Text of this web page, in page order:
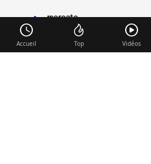
mercato
LYON
Accueil Top Vidéos